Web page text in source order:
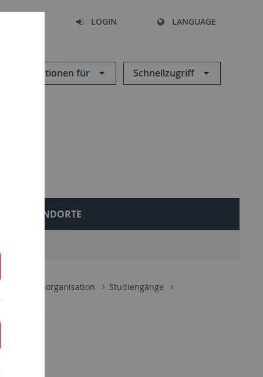
LOGIN LANGUAGE
Informationen für Schnellzugriff
STANDORTE
& Studienorganisation
Studiengänge